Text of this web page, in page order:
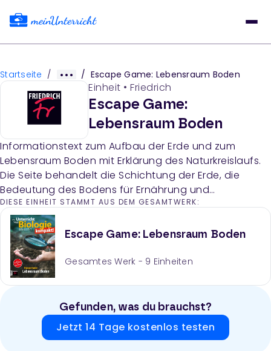
Startseite / / Escape Game: Lebensraum Boden
Einheit • Friedrich
Escape Game:
Lebensraum Boden
Informationstext zum Aufbau der Erde und zum
Lebensraum Boden mit Erklärung des Naturkreislaufs.
Die Seite behandelt die Schichtung der Erde, die
Bedeutung des Bodens für Ernährung und
Wasserschutz sowie die Rolle von Bodenorganismen
bei der Humusbildung und dem Nährstoffkreislauf.
DIESE EINHEIT STAMMT AUS DEM GESAMTWERK:
Escape Game: Lebensraum Boden
Gesamtes Werk - 9 Einheiten
Gefunden, was du brauchst?
Jetzt 14 Tage kostenlos testen